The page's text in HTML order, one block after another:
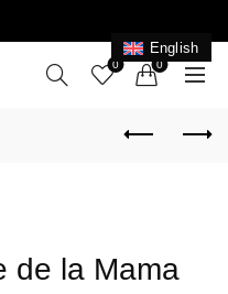
English
0 0
de la Mama